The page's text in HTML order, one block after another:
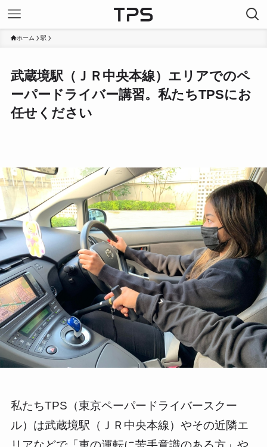
ホーム 駅
武蔵境駅（ＪＲ中央本線）エリアでのペ
ーパードライバー講習。私たちTPSにお
任せください
私たちTPS（東京ペーパードライバースクー
ル）は武蔵境駅（ＪＲ中央本線）やその近隣エ